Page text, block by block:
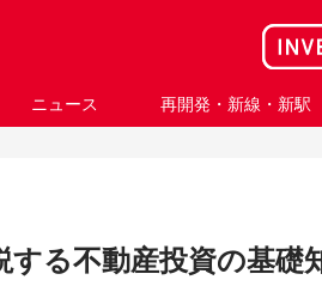
ニュース 再開発・新線・新駅
する不動産投資の基礎